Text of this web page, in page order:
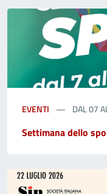
EVENTI DAL 07
Settimana dello